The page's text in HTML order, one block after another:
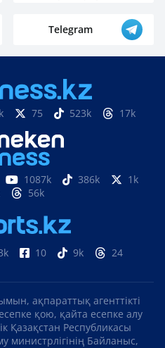
Telegram
75 523k 17k
1087k 386k
1k
56k
10 9k 24
ақпараттық агенттікті
қою, қайта есепке алу
Қазақстан Республикасы
министрлігінің Байланыс,